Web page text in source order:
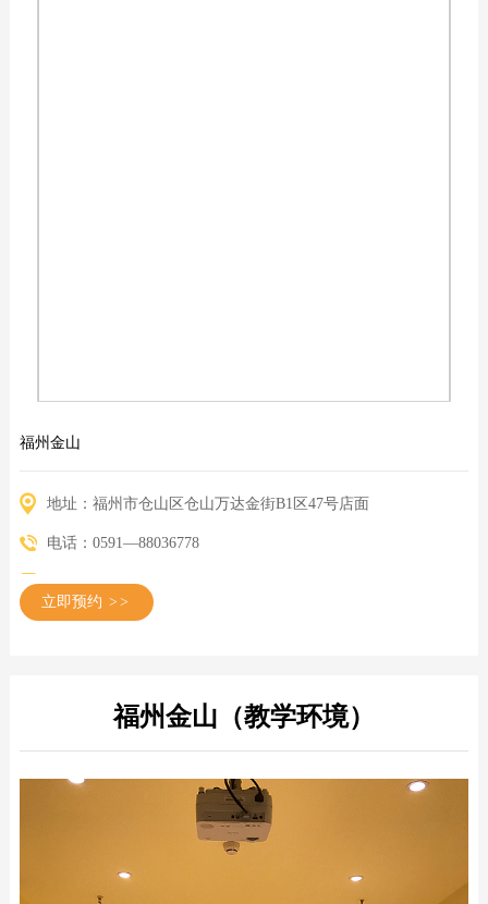
福州金山
地址：福州市仓山区仓山万达金街B1区47号店面
电话：0591—88036778
立即预约 >>
福州金山（教学环境）